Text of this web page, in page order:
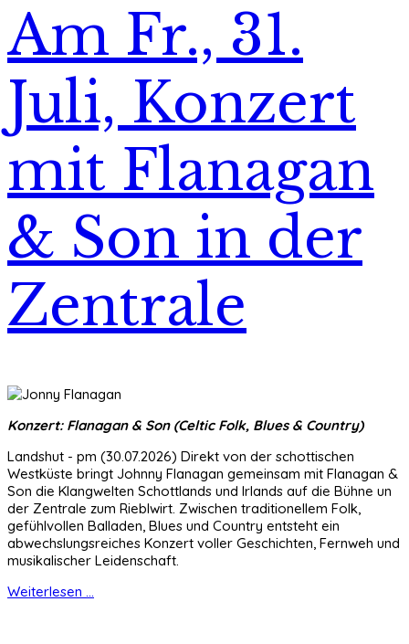
Am Fr., 31.
Juli, Konzert
mit Flanagan
& Son in der
Zentrale
Konzert: Flanagan & Son (Celtic Folk, Blues & Country)
Landshut - pm (30.07.2026) Direkt von der schottischen
Westküste bringt Johnny Flanagan gemeinsam mit Flanagan &
Son die Klangwelten Schottlands und Irlands auf die Bühne un
der Zentrale zum Rieblwirt. Zwischen traditionellem Folk,
gefühlvollen Balladen, Blues und Country entsteht ein
abwechslungsreiches Konzert voller Geschichten, Fernweh und
musikalischer Leidenschaft.
Weiterlesen ...